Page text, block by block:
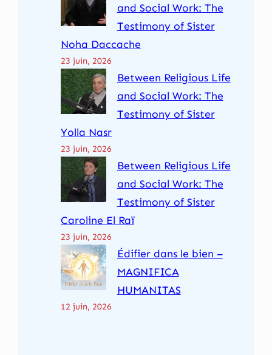
and Social Work: The
Testimony of Sister
Noha Daccache
23 juin, 2026
Between Religious Life
and Social Work: The
Testimony of Sister
Yolla Nasr
23 juin, 2026
Between Religious Life
and Social Work: The
Testimony of Sister
Caroline El Raï
23 juin, 2026
Édifier dans le bien –
MAGNIFICA
HUMANITAS
12 juin, 2026